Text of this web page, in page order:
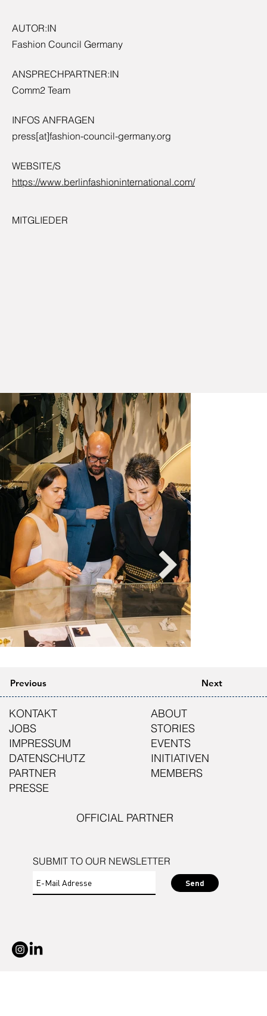
AUTOR:IN
Fashion Council Germany
ANSPRECHPARTNER:IN
Comm2 Team
INFOS ANFRAGEN
press[at]fashion-council-germany.org
WEBSITE/S
https://www.berlinfashioninternational.com/
MITGLIEDER
Previous Next
SUBMIT TO OUR NEWSLETTER
Send
KONTAKT
JOBS
IMPRESSUM
DATENSCHUTZ
PARTNER
PRESSE
ABOUT
STORIES
EVENTS
INITIATIVEN
MEMBERS
OFFICIAL PARTNER